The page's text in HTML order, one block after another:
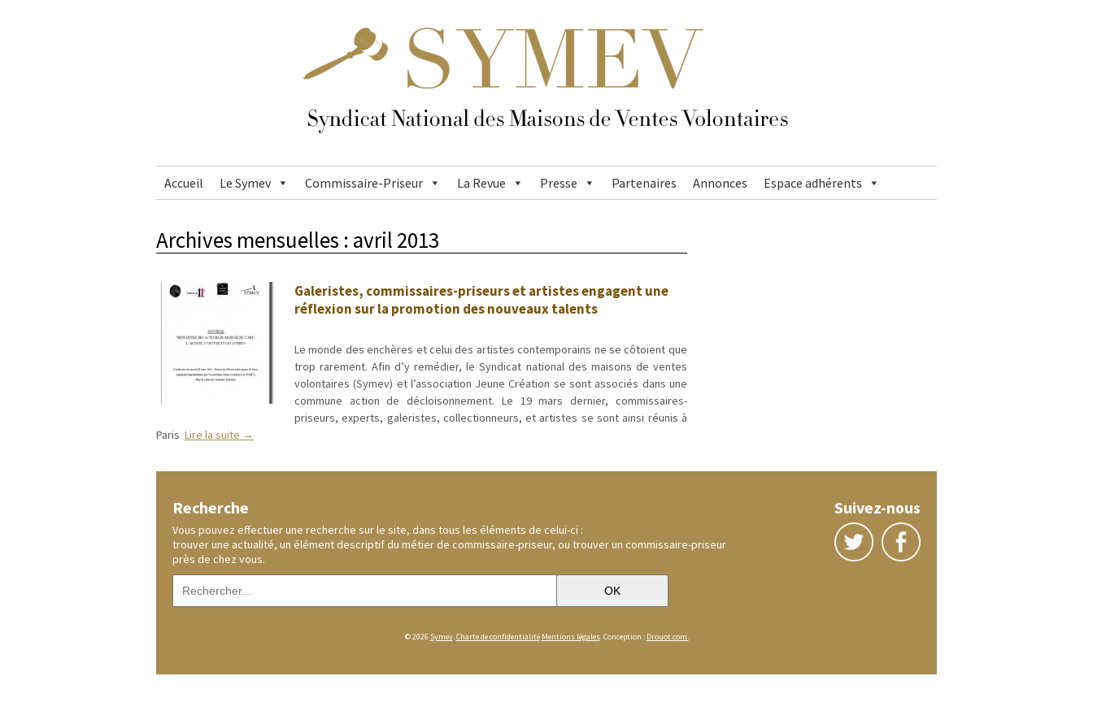
Accueil Le Symev Commissaire-Priseur La Revue Presse Partenaires Annonces Espace adhérents
Archives mensuelles : avril 2013
Galeristes, commissaires-priseurs et artistes engagent une
réflexion sur la promotion des nouveaux talents
Le monde des enchères et celui des artistes contemporains ne se côtoient que
trop rarement. Afin d’y remédier, le Syndicat national des maisons de ventes
volontaires (Symev) et l’association Jeune Création se sont associés dans une
commune action de décloisonnement. Le 19 mars dernier, commissaires-
priseurs, experts, galeristes, collectionneurs, et artistes se sont ainsi réunis à
Paris Lire la suite →
Recherche
Vous pouvez effectuer une recherche sur le site, dans tous les éléments de celui-ci :
trouver une actualité, un élément descriptif du métier de commissaire-priseur, ou trouver un commissaire-priseur
près de chez vous.
Suivez-nous
© 2026 Symev. Charte de confidentialité Mentions légales. Conception : Drouot.com.